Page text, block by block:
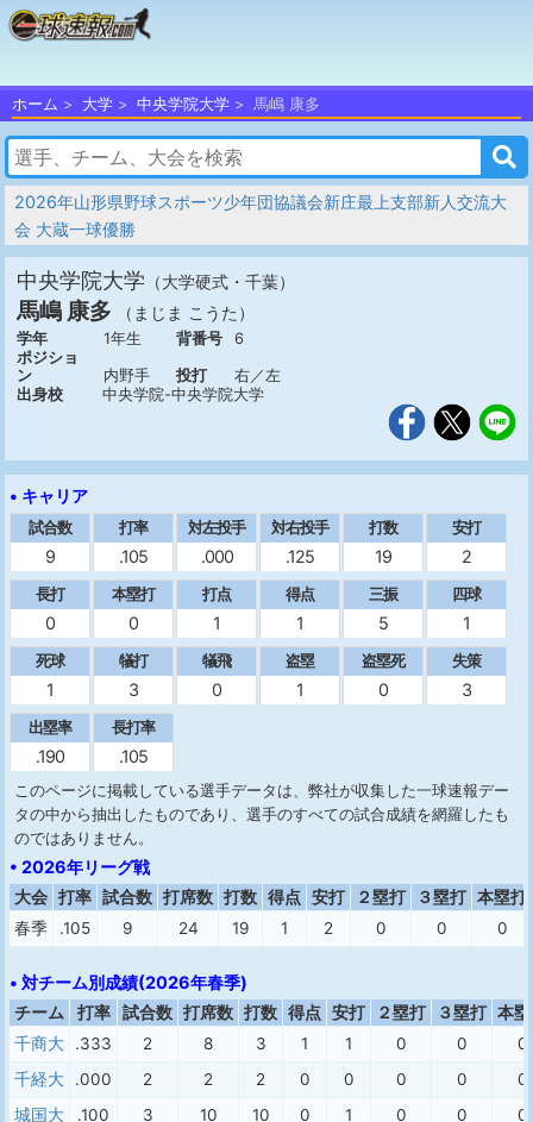
ホーム 大学 中央学院大学 馬嶋 康多
2026年山形県野球スポーツ少年団協議会新庄最上支部新人交流大
会 大蔵一球優勝
中央学院大学 （大学硬式・千葉）
馬嶋 康多 （まじま こうた）
学年 1年生 背番号
6
ポジショ
ン
内野手 投打
右／左
出身校
中央学院-中央学院大学
• キャリア
試合数
9
打率
.105
対左投手
.000
対右投手
.125
打数
19
安打
2
長打
0
本塁打
0
打点
1
得点
1
三振
5
四球
1
死球
1
犠打
3
犠飛
0
盗塁
1
盗塁死
0
失策
3
出塁率
.190
長打率
.105
このページに掲載している選手データは、弊社が収集した一球速報デー
タの中から抽出したものであり、選手のすべての試合成績を網羅したも
のではありません。
• 2026年リーグ戦
大会 打率 試合数 打席数 打数 得点 安打 ２塁打 ３塁打 本塁打
春季
.105 9 24 19 1 2 0 0 0
• 対チーム別成績(2026年春季)
チーム 打率 試合数 打席数 打数 得点 安打 ２塁打 ３塁打 本
千商大
.333 2 8 3 1 1 0 0
0
千経大
.000 2 2 2 0 0 0 0
0
城国大
.100 3 10 10 0 1 0 0
0